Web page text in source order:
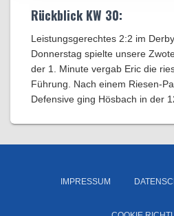
Rückblick KW 30:
Leistungsgerechtes 2:2 im
Donnerstag spielte unsere
der 1. Minute vergab Eric die
Führung. Nach einem Riesen-
Defensive ging Hösbach in der
IMPRESSUM